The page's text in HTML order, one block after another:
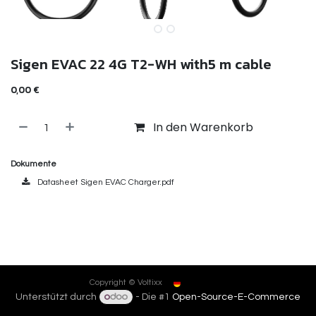
Sigen EVAC 22 4G T2-WH with5 m cable
0,00 €
In den Warenkorb
Dokumente
Datasheet Sigen EVAC Charger.pdf
Copyright © Voltixx
Unterstützt durch - Die #1 Open-Source-E-Commerce